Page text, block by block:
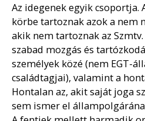
Az idegenek egyik csoportja.
körbe tartoznak azok a nem
akik nem tartoznak az
szabad mozgás és
személyek közé (nem EGT-
családtagjai), valamint a
Hontalan az, akit saját joga
sem ismer el